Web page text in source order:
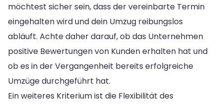
möchtest sicher sein, dass der vereinbarte Termin
eingehalten wird und dein Umzug reibungslos
abläuft. Achte daher darauf, ob das Unternehmen
positive Bewertungen von Kunden erhalten hat und
ob es in der Vergangenheit bereits erfolgreiche
Umzüge durchgeführt hat.
Ein weiteres Kriterium ist die Flexibilität des